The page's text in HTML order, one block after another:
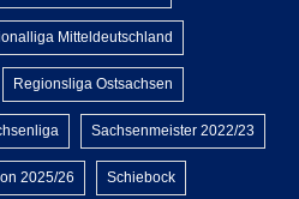
Mitteldeutschland
Regionsliga Ostsachsen
Sachsenmeister 2022/23
2025/26 Schiebock